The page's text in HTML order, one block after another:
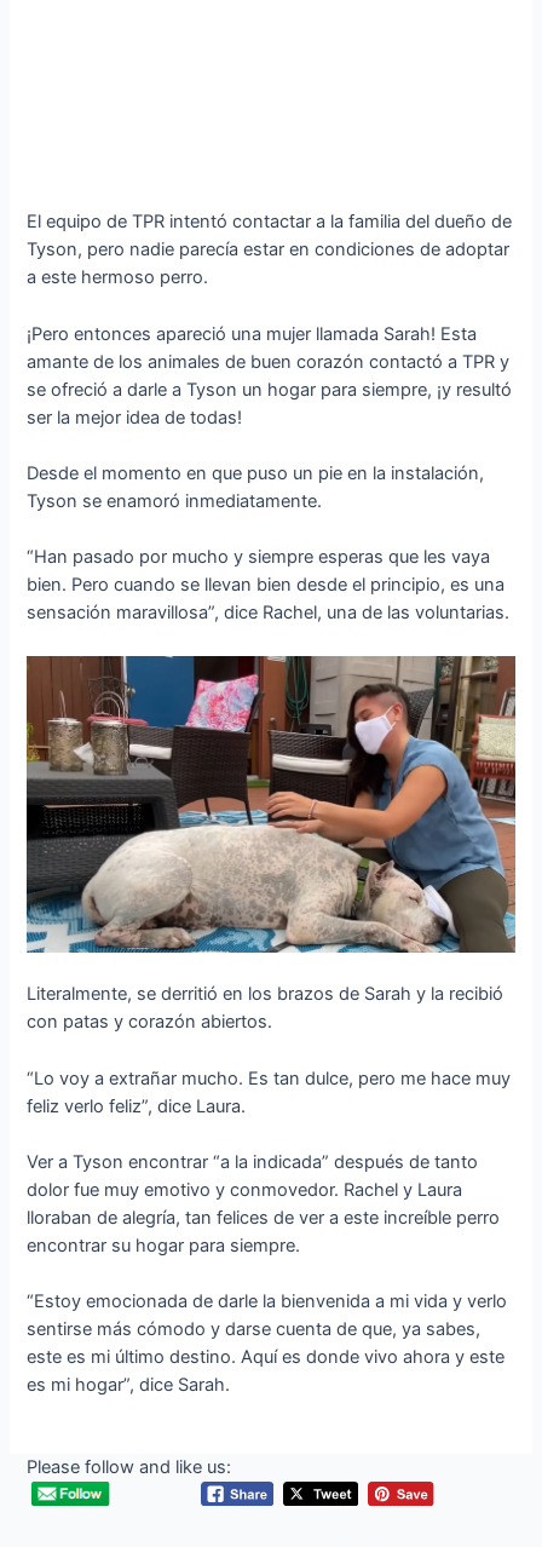
El equipo de TPR intentó contactar a la familia del dueño de
Tyson, pero nadie parecía estar en condiciones de adoptar
a este hermoso perro.
¡Pero entonces apareció una mujer llamada Sarah! Esta
amante de los animales de buen corazón contactó a TPR y
se ofreció a darle a Tyson un hogar para siempre, ¡y resultó
ser la mejor idea de todas!
Desde el momento en que puso un pie en la instalación,
Tyson se enamoró inmediatamente.
“Han pasado por mucho y siempre esperas que les vaya
bien. Pero cuando se llevan bien desde el principio, es una
sensación maravillosa”, dice Rachel, una de las voluntarias.
Literalmente, se derritió en los brazos de Sarah y la recibió
con patas y corazón abiertos.
“Lo voy a extrañar mucho. Es tan dulce, pero me hace muy
feliz verlo feliz”, dice Laura.
Ver a Tyson encontrar “a la indicada” después de tanto
dolor fue muy emotivo y conmovedor. Rachel y Laura
lloraban de alegría, tan felices de ver a este increíble perro
encontrar su hogar para siempre.
“Estoy emocionada de darle la bienvenida a mi vida y verlo
sentirse más cómodo y darse cuenta de que, ya sabes,
este es mi último destino. Aquí es donde vivo ahora y este
es mi hogar”, dice Sarah.
Please follow and like us: